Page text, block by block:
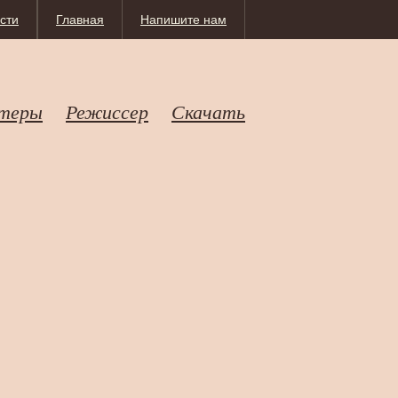
Напишите нам
Главная
Режиссер Скачать